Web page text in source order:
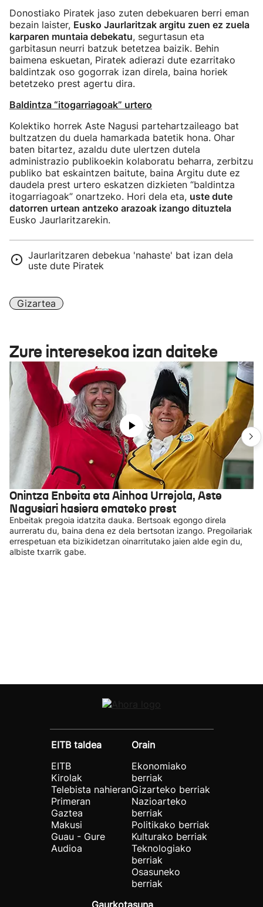
Donostiako Piratek jaso zuten debekuaren berri eman
bezain laister, Eusko Jaurlaritzak argitu zuen ez zuela
karparen muntaia debekatu, segurtasun eta
garbitasun neurri batzuk betetzea baizik. Behin
baimena eskuetan, Piratek adierazi dute ezarritako
baldintzak oso gogorrak izan direla, baina horiek
betetzeko prest agertu dira.
Baldintza “itogarriagoak” urtero
Kolektiko horrek Aste Nagusi partehartzaileago bat
bultzatzen du duela hamarkada batetik hona. Ohar
baten bitartez, azaldu dute ulertzen dutela
administrazio publikoekin kolaboratu beharra, zerbitzu
publiko bat eskaintzen baitute, baina Argitu dute ez
daudela prest urtero eskatzen dizkieten “baldintza
itogarriagoak” onartzeko. Hori dela eta, uste dute
datorren urtean antzeko arazoak izango dituztela
Eusko Jaurlaritzarekin.
Jaurlaritzaren debekua 'nahaste' bat izan dela
uste dute Piratek
Gizartea
Zure interesekoa izan daiteke
Onintza Enbeita eta Ainhoa Urrejola, Aste
Nagusiari hasiera emateko prest
Enbeitak pregoia idatzita dauka. Bertsoak egongo direla
aurreratu du, baina dena ez dela bertsotan izango. Pregoilariak
errespetuan eta bizikidetzan oinarritutako jaien alde egin du,
albiste txarrik gabe.
EITB taldea
EITB
Kirolak
Telebista nahieran
Primeran
Gaztea
Makusi
Guau - Gure
Audioa
Orain
Ekonomiako
berriak
Gizarteko berriak
Nazioarteko
berriak
Politikako berriak
Kulturako berriak
Teknologiako
berriak
Osasuneko
berriak
Gaurkotasuna